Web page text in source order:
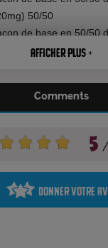
50/50
de base en 50/50
50/50
50/50
de nicotine choisit et
Afficher plus +
Comments
5
Donner votre